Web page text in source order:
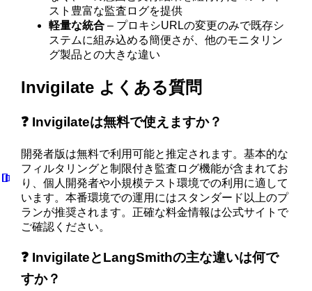
スト豊富な監査ログを提供
軽量な統合 – プロキシURLの変更のみで既存シ
ステムに組み込める簡便さが、他のモニタリン
グ製品との大きな違い
Invigilate よくある質問
❓ Invigilateは無料で使えますか？
開発者版は無料で利用可能と推定されます。基本的な
フィルタリングと制限付き監査ログ機能が含まれてお
り、個人開発者や小規模テスト環境での利用に適して
います。本番環境での運用にはスタンダード以上のプ
ランが推奨されます。正確な料金情報は公式サイトで
ご確認ください。
❓ InvigilateとLangSmithの主な違いは何で
すか？